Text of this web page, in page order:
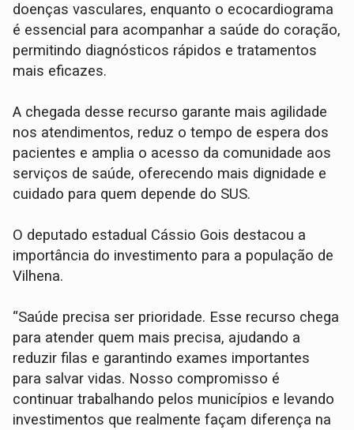
doenças vasculares, enquanto o ecocardiograma
é essencial para acompanhar a saúde do coração,
permitindo diagnósticos rápidos e tratamentos
mais eficazes.
A chegada desse recurso garante mais agilidade
nos atendimentos, reduz o tempo de espera dos
pacientes e amplia o acesso da comunidade aos
serviços de saúde, oferecendo mais dignidade e
cuidado para quem depende do SUS.
O deputado estadual Cássio Gois destacou a
importância do investimento para a população de
Vilhena.
“Saúde precisa ser prioridade. Esse recurso chega
para atender quem mais precisa, ajudando a
reduzir filas e garantindo exames importantes
para salvar vidas. Nosso compromisso é
continuar trabalhando pelos municípios e levando
investimentos que realmente façam diferença na